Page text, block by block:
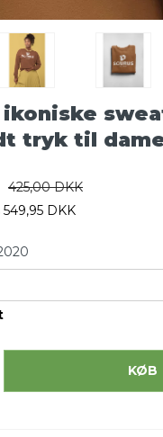
ikoniske
tryk til
425,00 DKK
DKK
KØB